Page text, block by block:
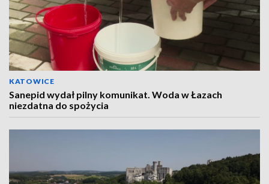
KATOWICE
Sanepid wydał pilny komunikat. Woda w Łazach
niezdatna do spożycia